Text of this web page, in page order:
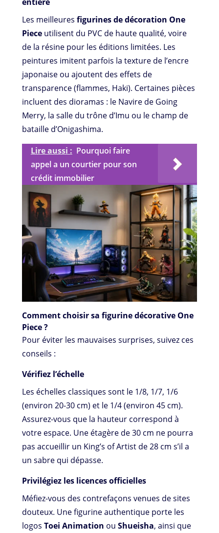
Les meilleures figurines de décoration One
Pieceutilisent du PVC de haute qualité, voire
de la résine pour les éditions limitées. Les
peintures imitent parfois la texture de l’encre
japonaise ou ajoutent des effets de
transparence (flammes, Haki). Certaines pièces
incluent des dioramas : le Navire de Going
Merry, la salle du trône d’Imu ou le champ de
bataille d’Onigashima.
Lire aussi : Pourquoi faire
appel a un courtier pour son
crédit immobilier
Comment choisir sa figurine décorative One
Piece ?
Pour éviter les mauvaises surprises, suivez ces
conseils :
Vérifiez l’échelle
Les échelles classiques sont le 1/8, 1/7, 1/6
(environ 20-30 cm) et le 1/4 (environ 45 cm).
Assurez-vous que la hauteur correspond à
votre espace. Une étagère de 30 cm ne pourra
pas accueillir un King’s of Artist de 28 cm s’il a
un sabre qui dépasse.
Privilégiez les licences officielles
Méfiez-vous des contrefaçons venues de sites
douteux. Une figurine authentique porte les
logos Toei Animation ou Shueisha, ainsi que